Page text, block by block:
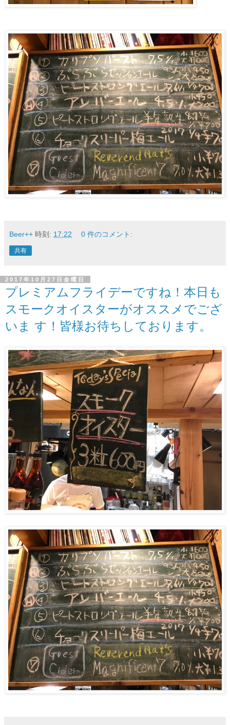
Beer++ 時刻: 17:22 0 件のコメント:
共有
2017年10月27日金曜日
プレミアムフライデーですね！本日も
スモークオイスターがオススメでござ
いま す！皆様お待ちしております。